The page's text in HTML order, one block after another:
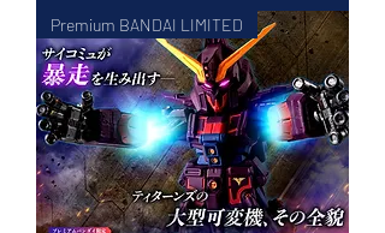
Premium BANDAI LIMITED